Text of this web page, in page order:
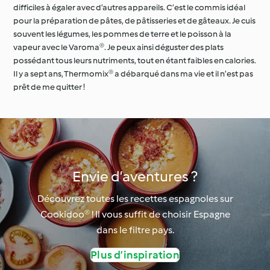
difficiles à égaler avec d’autres appareils. C’est le commis idéal
pour la préparation de pâtes, de pâtisseries et de gâteaux. Je cuis
souvent les légumes, les pommes de terre et le poisson à la
vapeur avec le Varoma®. Je peux ainsi déguster des plats
possédant tous leurs nutriments, tout en étant faibles en calories.
Il y a sept ans, Thermomix® a débarqué dans ma vie et il n’est pas
prêt de me quitter !
Envie d’aventures ?
Découvrez toutes les recettes espagnoles sur
Cookidoo® ! Il vous suffit de choisir Espagne
dans le filtre pays.
Plus d’inspiration